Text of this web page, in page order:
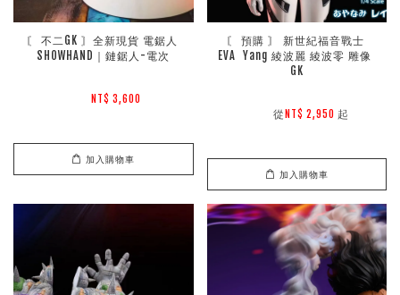
〘 不二GK 〙全新現貨 電鋸人
SHOWHAND｜鏈鋸人-電次
NT$ 3,600
加入購物車
〘 預購 〙 新世紀福音戰士
EVA  Yang 綾波麗 綾波零 雕像
GK
        從
NT$ 2,950 起
加入購物車